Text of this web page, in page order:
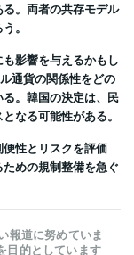
。両者の共存モデル
。
影響を与えるかもし
通貨の関係性をどの
。韓国の決定は、民
なる可能性がある。
性とリスクを評価
めの規制整備を急ぐ
報道に努めていま
目的としています